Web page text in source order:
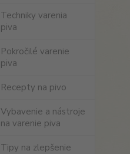
Techniky varenia
piva
Pokročilé varenie
piva
Recepty na pivo
Vybavenie a nástroje
na varenie piva
Tipy na zlepšenie